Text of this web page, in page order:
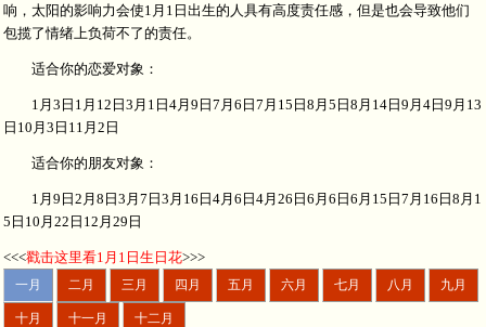
响，太阳的影响力会使1月1日出生的人具有高度责任感，但是也会导致他们
包揽了情绪上负荷不了的责任。
适合你的恋爱对象：
1月3日1月12日3月1日4月9日7月6日7月15日8月5日8月14日9月4日9月13
日10月3日11月2日
适合你的朋友对象：
1月9日2月8日3月7日3月16日4月6日4月26日6月6日6月15日7月16日8月1
5日10月22日12月29日
<<<戳击这里看1月1日生日花>>>
一月 二月 三月 四月 五月 六月 七月 八月 九月
十月 十一月 十二月